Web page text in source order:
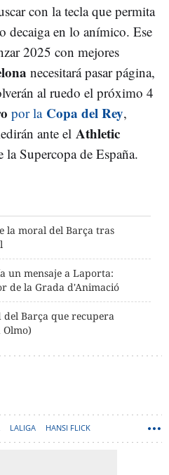
con la tecla que permita
decaiga en lo anímico. Ese
2025 con mejores
necesitará pasar página,
al ruedo el próximo 4
por la Copa del Rey,
ante el Athletic
la Supercopa de España.
la moral del Barça tras
un mensaje a Laporta:
de la Grada d'Animació
del Barça que recupera
Olmo)
LALIGA HANSI FLICK